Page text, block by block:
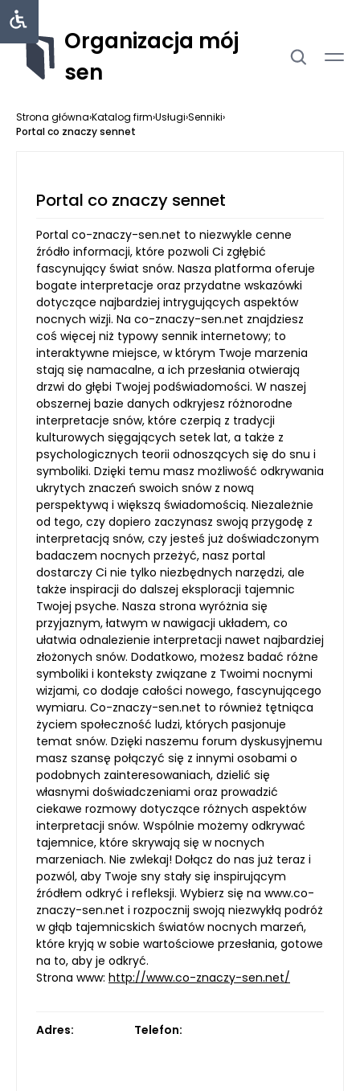
Organizacja mój
sen
Strona główna›Katalog firm›Usługi›Senniki›
Portal co znaczy sennet
Portal co znaczy sennet
Portal co-znaczy-sen.net to niezwykle cenne
źródło informacji, które pozwoli Ci zgłębić
fascynujący świat snów. Nasza platforma oferuje
bogate interpretacje oraz przydatne wskazówki
dotyczące najbardziej intrygujących aspektów
nocnych wizji. Na co-znaczy-sen.net znajdziesz
coś więcej niż typowy sennik internetowy; to
interaktywne miejsce, w którym Twoje marzenia
stają się namacalne, a ich przesłania otwierają
drzwi do głębi Twojej podświadomości. W naszej
obszernej bazie danych odkryjesz różnorodne
interpretacje snów, które czerpią z tradycji
kulturowych sięgających setek lat, a także z
psychologicznych teorii odnoszących się do snu i
symboliki. Dzięki temu masz możliwość odkrywania
ukrytych znaczeń swoich snów z nową
perspektywą i większą świadomością. Niezależnie
od tego, czy dopiero zaczynasz swoją przygodę z
interpretacją snów, czy jesteś już doświadczonym
badaczem nocnych przeżyć, nasz portal
dostarczy Ci nie tylko niezbędnych narzędzi, ale
także inspiracji do dalszej eksploracji tajemnic
Twojej psyche. Nasza strona wyróżnia się
przyjaznym, łatwym w nawigacji układem, co
ułatwia odnalezienie interpretacji nawet najbardziej
złożonych snów. Dodatkowo, możesz badać różne
symboliki i konteksty związane z Twoimi nocnymi
wizjami, co dodaje całości nowego, fascynującego
wymiaru. Co-znaczy-sen.net to również tętniąca
życiem społeczność ludzi, których pasjonuje
temat snów. Dzięki naszemu forum dyskusyjnemu
masz szansę połączyć się z innymi osobami o
podobnych zainteresowaniach, dzielić się
własnymi doświadczeniami oraz prowadzić
ciekawe rozmowy dotyczące różnych aspektów
interpretacji snów. Wspólnie możemy odkrywać
tajemnice, które skrywają się w nocnych
marzeniach. Nie zwlekaj! Dołącz do nas już teraz i
pozwól, aby Twoje sny stały się inspirującym
źródłem odkryć i refleksji. Wybierz się na www.co-
znaczy-sen.net i rozpocznij swoją niezwykłą podróż
w głąb tajemnicskich światów nocnych marzeń,
które kryją w sobie wartościowe przesłania, gotowe
na to, aby je odkryć.
Strona www: http://www.co-znaczy-sen.net/
Adres: Telefon: